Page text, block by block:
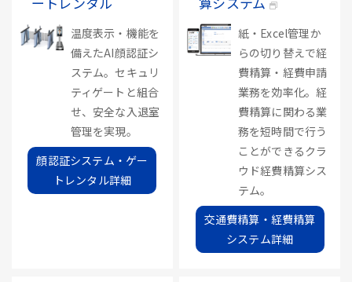
温度表示・機能を
備えたAI顔認証シ
ステム。セキュリ
ティゲートと組合
せ、安全な入退室
管理を実現。
顔認証システム・ゲー
トレンタル詳細
紙・Excel管理か
らの切り替えで経
費精算・経費申請
業務を効率化。経
費精算に関わる業
務を短時間で行う
ことができるクラ
ウド経費精算シス
テム。
交通費精算・経費精算
システム詳細